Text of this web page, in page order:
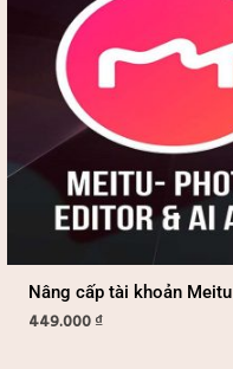
Nâng cấp tài khoản Meitu
449.000₫